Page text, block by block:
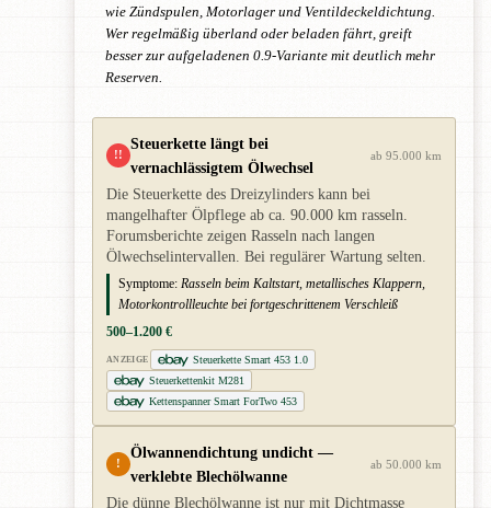
wie Zündspulen, Motorlager und Ventildeckeldichtung.
Wer regelmäßig überland oder beladen fährt, greift
besser zur aufgeladenen 0.9-Variante mit deutlich mehr
Reserven.
!!
Steuerkette längt bei
vernachlässigtem Ölwechsel
ab 95.000 km
Die Steuerkette des Dreizylinders kann bei
mangelhafter Ölpflege ab ca. 90.000 km rasseln.
Forumsberichte zeigen Rasseln nach langen
Ölwechselintervallen. Bei regulärer Wartung selten.
Symptome: Rasseln beim Kaltstart, metallisches Klappern,
Motorkontrollleuchte bei fortgeschrittenem Verschleiß
500–1.200 €
ANZEIGE
Steuerkette Smart 453 1.0
Steuerkettenkit M281
Kettenspanner Smart ForTwo 453
!
Ölwannendichtung undicht —
verklebte Blechölwanne
ab 50.000 km
Die dünne Blechölwanne ist nur mit Dichtmasse